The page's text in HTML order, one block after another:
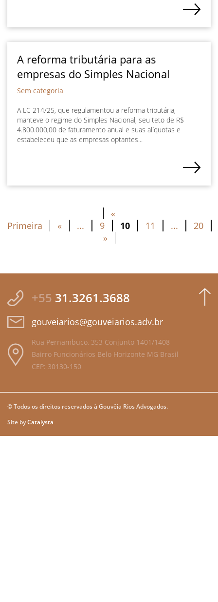
A reforma tributária para as
empresas do Simples Nacional
Sem categoria
A LC 214/25, que regulamentou a reforma tributária,
manteve o regime do Simples Nacional, seu teto de R$
4.800.000,00 de faturamento anual e suas alíquotas e
estabeleceu que as empresas optantes...
«
Primeira
« ... 9 10 11 ...
20
»
+55 31.3261.3688
gouveiarios@gouveiarios.adv.br
Rua Pernambuco, 353 Conjunto 1401/1408
Bairro Funcionários Belo Horizonte MG Brasil
CEP: 30130-150
© Todos os direitos reservados à Gouvêia Rios Advogados.
Site byCatalysta